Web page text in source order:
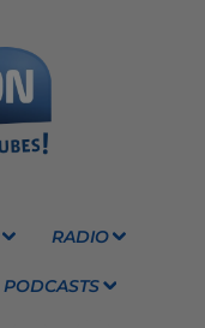
RADIO
PODCASTS